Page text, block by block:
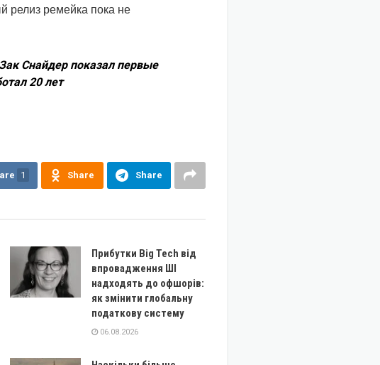
релиз ремейка пока не
Снайдер показал первые
20 лет
1 Share Share
Прибутки Big Tech від
впровадження ШІ
надходять до офшорів:
як змінити глобальну
податкову систему
06.08.2026